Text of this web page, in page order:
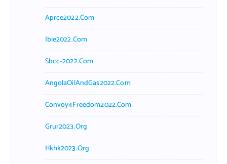
Aprce2022.com
Ibie2022.com
Sbcc-2022.com
AngolaOilAndGas2022.com
Convoy4Freedom2022.com
Grur2023.org
Hkhk2023.org